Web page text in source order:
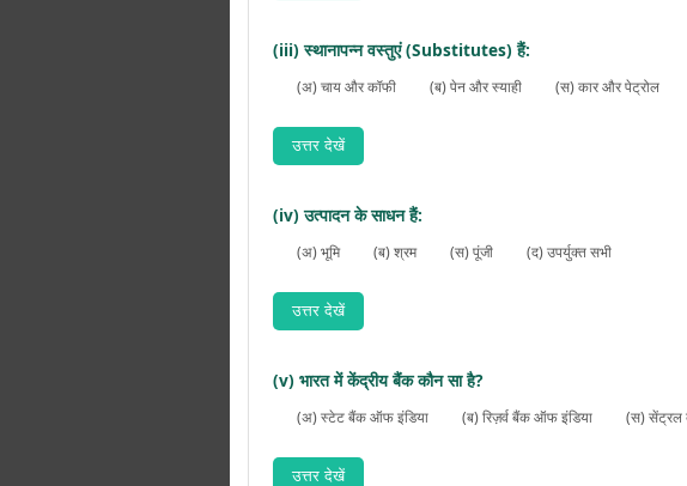
(iii) स्थानापन्न वस्तुएं (Substitutes) हैं:
(अ) चाय और कॉफी (ब) पेन और स्याही (स) कार और पेट्रोल
उत्तर देखें
(iv) उत्पादन के साधन हैं:
(अ) भूमि (ब) श्रम (स) पूंजी (द) उपर्युक्त सभी
उत्तर देखें
(v) भारत में केंद्रीय बैंक कौन सा है?
(अ) स्टेट बैंक ऑफ इंडिया (ब) रिज़र्व बैंक ऑफ इंडिया (स) सेंट्रल
उत्तर देखें